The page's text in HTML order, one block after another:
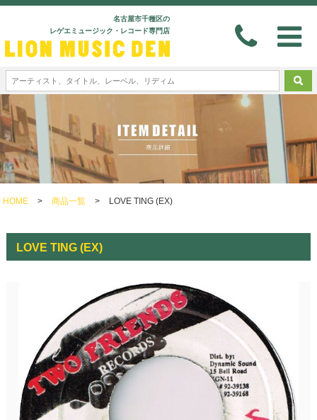
名古屋市千種区の
レゲエミュージック・レコード専門店
HOME > 商品一覧 > LOVE TING (EX)
LOVE TING (EX)